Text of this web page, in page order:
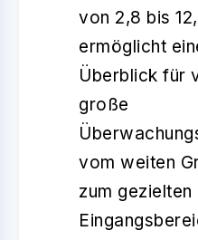
von 2,8 bis
ermöglicht
Überblick für
große
vom weiten
zum gezielten